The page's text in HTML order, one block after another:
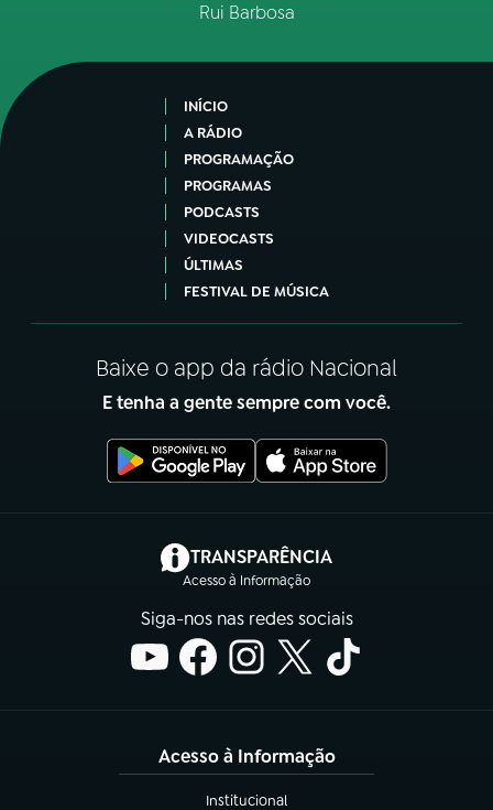
Rui Barbosa
INÍCIO
A RÁDIO
PROGRAMAÇÃO
PROGRAMAS
PODCASTS
VIDEOCASTS
ÚLTIMAS
FESTIVAL DE MÚSICA
Baixe o app da rádio Nacional
E tenha a gente sempre com você.
TRANSPARÊNCIA
Acesso à Informação
(abre em nova aba)
Siga-nos nas redes sociais
Acesso à Informação
Institucional